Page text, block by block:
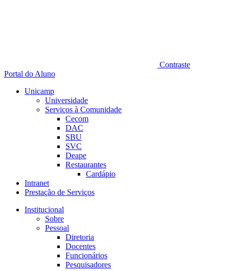
Contraste
Portal do Aluno
Unicamp
Universidade
Serviços à Comunidade
Cecom
DAC
SBU
SVC
Deape
Restaurantes
Cardápio
Intranet
Prestação de Serviços
Institucional
Sobre
Pessoal
Diretoria
Docentes
Funcionários
Pesquisadores